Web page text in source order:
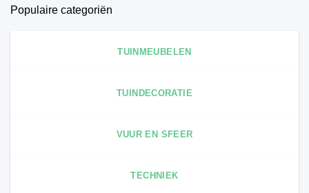
Populaire categoriën
TUINMEUBELEN
TUINDECORATIE
VUUR EN SFEER
TECHNIEK